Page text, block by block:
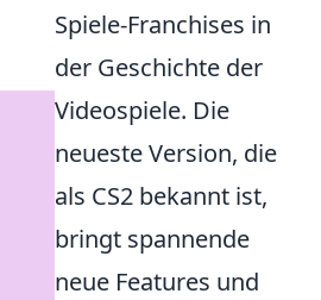
Spiele-Franchises in
der Geschichte der
Videospiele. Die
neueste Version, die
als CS2 bekannt ist,
bringt spannende
neue Features und